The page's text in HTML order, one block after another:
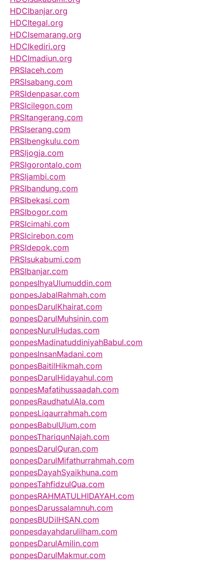
HDCIbanjar.org
HDCItegal.org
HDCIsemarang.org
HDCIkediri.org
HDCImadiun.org
PRSIaceh.com
PRSIsabang.com
PRSIdenpasar.com
PRSIcilegon.com
PRSItangerang.com
PRSIserang.com
PRSIbengkulu.com
PRSIjogja.com
PRSIgorontalo.com
PRSIjambi.com
PRSIbandung.com
PRSIbekasi.com
PRSIbogor.com
PRSIcimahi.com
PRSIcirebon.com
PRSIdepok.com
PRSIsukabumi.com
PRSIbanjar.com
ponpesIhyaUlumuddin.com
ponpesJabalRahmah.com
ponpesDarulKhairat.com
ponpesDarulMuhsinin.com
ponpesNurulHudas.com
ponpesMadinatuddiniyahBabul.com
ponpesInsanMadani.com
ponpesBaitilHikmah.com
ponpesDarulHidayahul.com
ponpesMafatihussaadah.com
ponpesRaudhatulAla.com
ponpesLiqaurrahmah.com
ponpesBabulUlum.com
ponpesThariqunNajah.com
ponpesDarulQuran.com
ponpesDarulMifathurrahmah.com
ponpesDayahSyaikhuna.com
ponpesTahfidzulQua.com
ponpesRAHMATULHIDAYAH.com
ponpesDarussalamnuh.com
ponpesBUDiIHSAN.com
ponpesdayahdarulilham.com
ponpesDarulAmilin.com
ponpesDarulMakmur.com